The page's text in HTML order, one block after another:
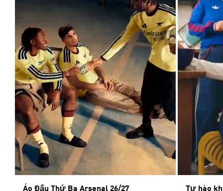
Áo Đấu Thứ Ba Arsenal 26/27 Tự hào